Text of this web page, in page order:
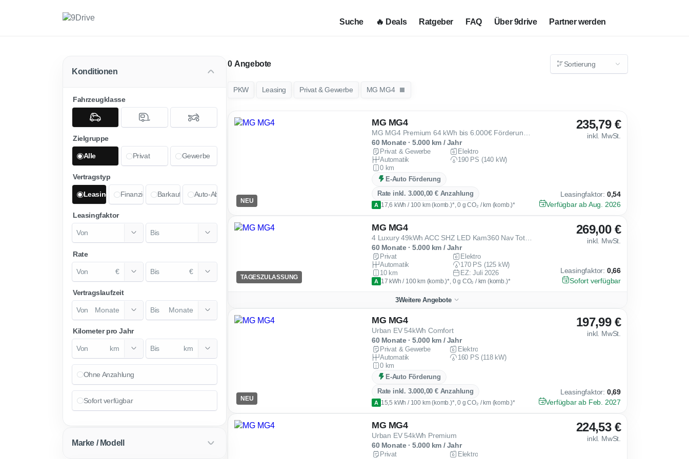
Suche 🔥 Deals Ratgeber FAQ Über 9drive Partner werden
Konditionen
Fahrzeugklasse
Zielgruppe
Alle Privat Gewerbe
Vertragstyp
Leasing FinanzierungBarkauf Auto-Abo
Leasingfaktor
Rate
€ €
Vertragslaufzeit
Monate Monate
Kilometer pro Jahr
km km
Ohne Anzahlung
Sofort verfügbar
Marke / Modell
Angebote Sortierung
PKW Leasing Privat & Gewerbe MG MG4
NEU
MG MG4
60 Monate · 5.000 km / Jahr
Privat & Gewerbe
Elektro
Automatik
190 PS (140 kW)
0 km
E-Auto Förderung
Rate inkl. 3.000,00 € Anzahlung
A 17,6 kWh / 100 km (komb.)*, 0 g CO₂ / km (komb.)*
235,79 €
inkl. MwSt.
Leasingfaktor: 0,54
Verfügbar ab Aug. 2026
TAGESZULASSUNG
MG MG4
4 Luxury 49kWh ACC SHZ LED Kam360 Nav TotW 18Z
60 Monate · 5.000 km / Jahr
Privat
Elektro
Automatik
170 PS (125 kW)
10 km
EZ: Juli 2026
A 17 kWh / 100 km (komb.)*, 0 g CO₂ / km (komb.)*
269,00 €
inkl. MwSt.
Leasingfaktor: 0,66
Sofort verfügbar
3Weitere Angebote
NEU
MG MG4
Urban EV 54kWh Comfort
60 Monate · 5.000 km / Jahr
Privat & Gewerbe
Elektro
Automatik
160 PS (118 kW)
0 km
E-Auto Förderung
Rate inkl. 3.000,00 € Anzahlung
A 15,5 kWh / 100 km (komb.)*, 0 g CO₂ / km (komb.)*
197,99 €
inkl. MwSt.
Leasingfaktor: 0,69
Verfügbar ab Feb. 2027
MG MG4
Urban EV 54kWh Premium
60 Monate · 5.000 km / Jahr
Privat
Elektro
224,53 €
inkl. MwSt.